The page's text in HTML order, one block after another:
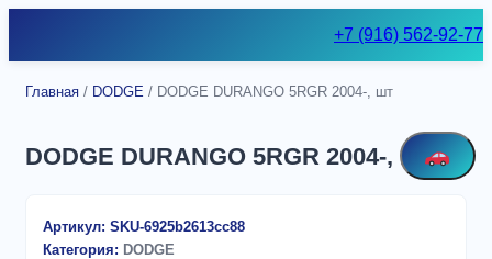
+7 (916) 562-92-77
Главная / DODGE / DODGE DURANGO 5RGR 2004-, шт
DODGE DURANGO 5RGR 2004-, шт
Артикул: SKU-6925b2613cc88
Категория: DODGE